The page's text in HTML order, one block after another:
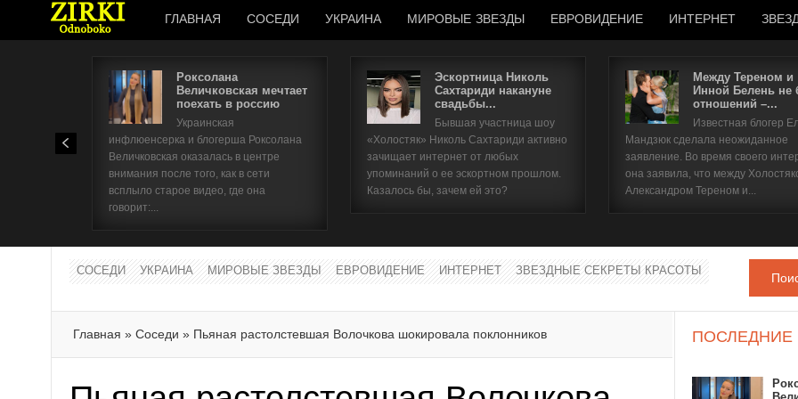
ГЛАВНАЯ СОСЕДИ УКРАИНА МИРОВЫЕ ЗВЕЗДЫ ЕВРОВИДЕНИЕ ИНТЕРНЕТ
Роксолана
Величковская мечтает
поехать в россию
Украинская
инфлюенсерка и блогерша Роксолана
Величковская оказалась в центре
внимания после того, как в сети
всплыло старое видео, где она
говорит:...
Эскортница Николь
Сахтариди накануне
свадьбы...
Бывшая участница шоу
«Холостяк» Николь Сахтариди активно
зачищает интернет от любых
упоминаний о ее эскортном прошлом.
Казалось бы, зачем ей это?
Между Тереном и
Инной Белень не
отношений –...
Известная блогер
Мандзюк сделала неожиданное
заявление. Во время своего
она заявила, что между
Александром Тереном и...
СОСЕДИ УКРАИНА МИРОВЫЕ ЗВЕЗДЫ ЕВРОВИДЕНИЕ ИНТЕРНЕТ ЗВЕЗДНЫЕ СЕКРЕТЫ КРАСОТЫ
Главная » Соседи » Пьяная растолстевшая Волочкова шокировала поклонников ПОСЛЕДНИЕ
Имя пользователя
Забыли имя пользователя?